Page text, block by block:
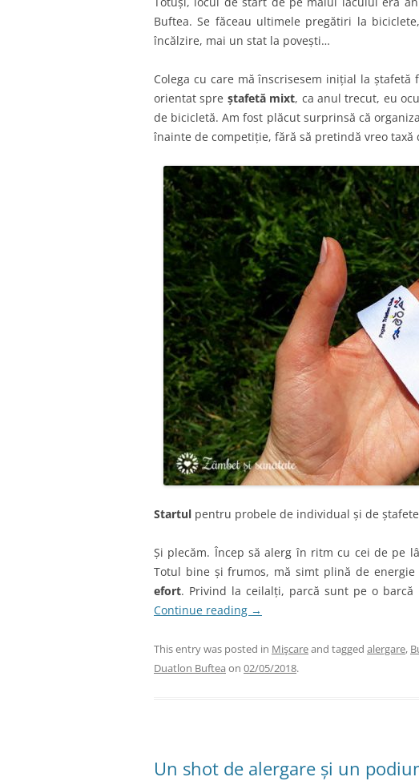
Buftea. Se făceau ultimele pregătiri la
încălzire, mai un stat la povești…
Colega cu care mă înscrisesem inițial la
orientat spre ștafetă mixt, ca anul trecut, eu
de bicicletă. Am fost plăcut surprinsă că
înainte de competiție, fără să pretindă vreo taxă
Startul pentru probele de individual și de
Și plecăm. Încep să alerg în ritm cu cei de pe
Totul bine și frumos, mă simt plină de
efort. Privind la ceilalți, parcă sunt pe o
Continue reading →
This entry was posted in Mişcareand tagged alergare,
Duatlon Buftea on 02/05/2018.
Un shot de alergare și un